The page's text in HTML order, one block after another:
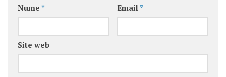
Nume * Email *
Site web